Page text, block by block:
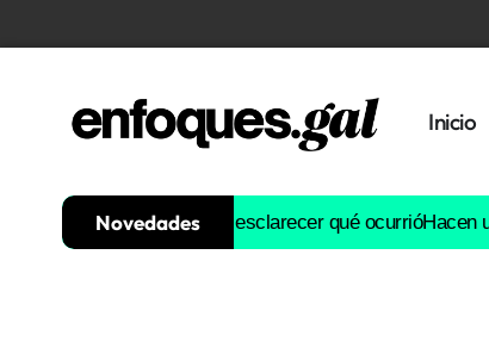
Inicio
Novedades
y será clave para esclarecer qué ocurrióHacen un